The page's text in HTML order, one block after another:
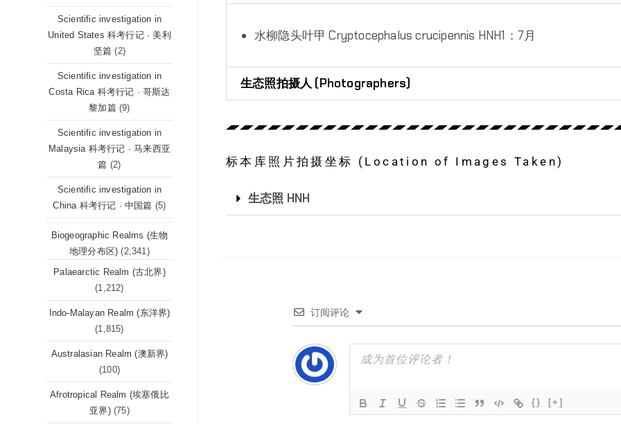
水柳隐头叶甲 Cryptocephalus crucipennis HNH1：7月
生态照拍摄人 (Photographers)
标本库照片拍摄坐标 (Location of Images Taken)
生态照 HNH
订阅评论
{} [+]
Scientific investigation in
United States 科考行记 · 美利
坚篇 (2)
Scientific investigation in
Costa Rica 科考行记 · 哥斯达
黎加篇 (9)
Scientific investigation in
Malaysia 科考行记 · 马来西亚
篇 (2)
Scientific investigation in
China 科考行记 · 中国篇 (5)
Biogeographic Realms (生物
地理分布区) (2,341)
Palaearctic Realm (古北界)
(1,212)
Indo-Malayan Realm (东洋界)
(1,815)
Australasian Realm (澳新界)
(100)
Afrotropical Realm (埃塞俄比
亚界) (75)